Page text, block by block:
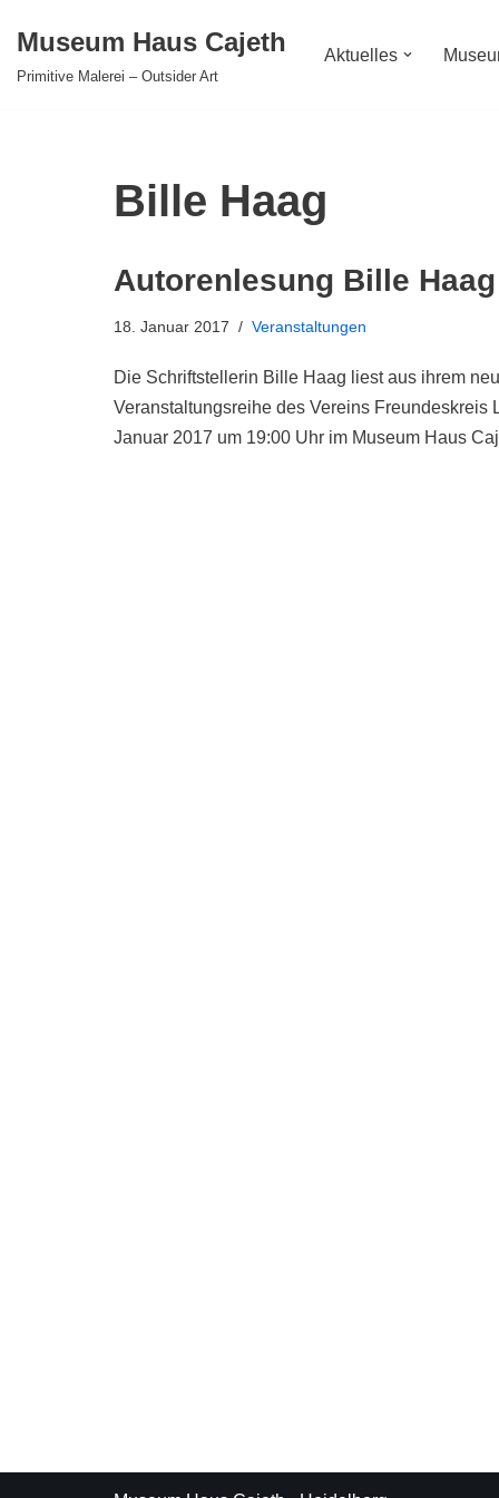
Museum Haus Cajeth
Primitive Malerei – Outsider Art
Aktuelles
Bille Haag
Autorenlesung Bille Haag
18. Januar 2017 Veranstaltungen
Die Schriftstellerin Bille Haag liest aus ihrem
Veranstaltungsreihe des Vereins Freundeskreis
Januar 2017 um 19:00 Uhr im Museum Haus